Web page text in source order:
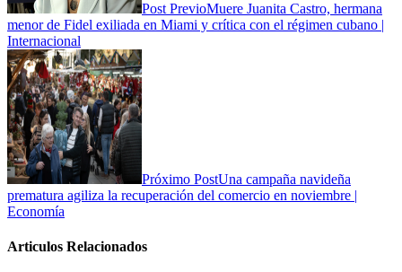
Post PrevioMuere Juanita Castro, hermana
menor de Fidel exiliada en Miami y crítica con el régimen cubano |
Internacional
Próximo PostUna campaña navideña
prematura agiliza la recuperación del comercio en noviembre |
Economía
Articulos Relacionados